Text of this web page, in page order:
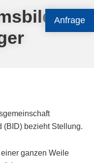
Anfrage
(BID) bezieht Stellung.
ganzen Weile